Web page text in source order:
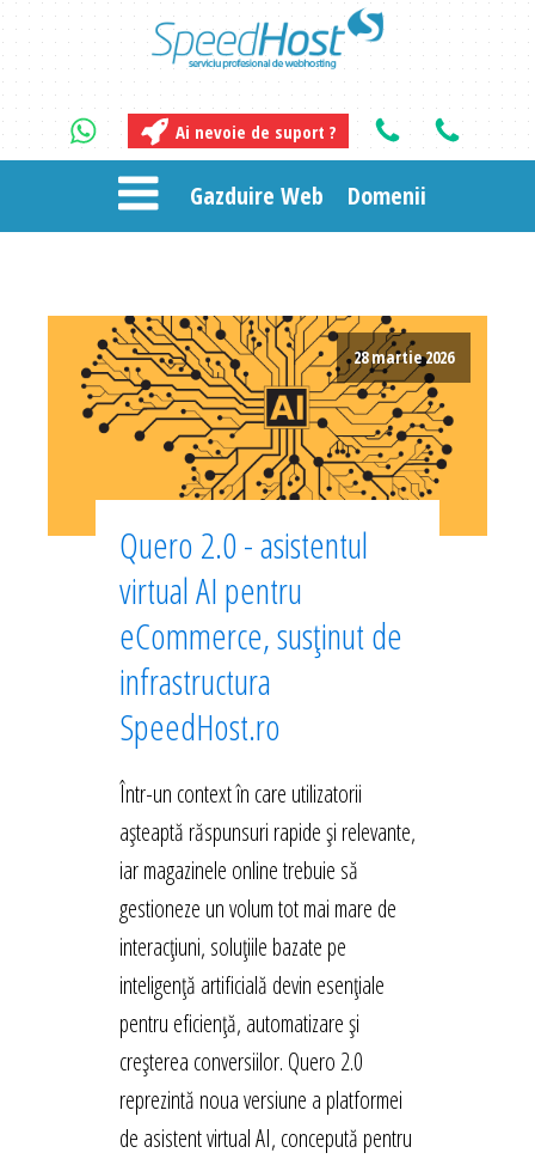
Ai nevoie de suport ?
Gazduire Web Domenii
28 martie 2026
Quero 2.0 - asistentul
virtual AI pentru
eCommerce, susținut de
infrastructura
SpeedHost.ro
Într-un context în care utilizatorii
așteaptă răspunsuri rapide și relevante,
iar magazinele online trebuie să
gestioneze un volum tot mai mare de
interacțiuni, soluțiile bazate pe
inteligență artificială devin esențiale
pentru eficiență, automatizare și
creșterea conversiilor. Quero 2.0
reprezintă noua versiune a platformei
de asistent virtual AI, concepută pentru